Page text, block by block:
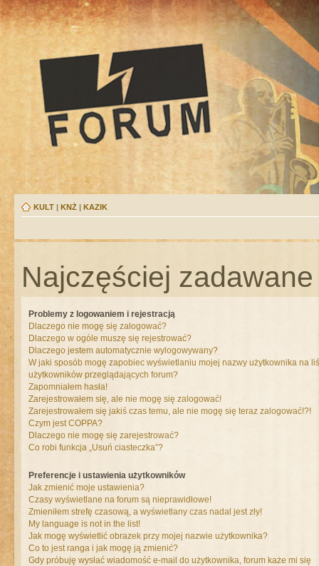
KULT | KNŻ | KAZIK
Najczęściej
Problemy z logowaniem i rejestracją
Dlaczego nie mogę się zalogować?
Dlaczego w ogóle muszę się rejestrować?
Dlaczego jestem automatycznie wylogowywany?
W jaki sposób mogę zapobiec wyświetlaniu mojej nazwy użytkownika na
użytkowników przeglądających forum?
Zapomniałem hasła!
Zarejestrowałem się, ale nie mogę się zalogować!
Zarejestrowałem się jakiś czas temu, ale nie mogę się teraz zalogować!?!
Czym jest COPPA?
Dlaczego nie mogę się zarejestrować?
Co robi funkcja „Usuń ciasteczka”?
Preferencje i ustawienia użytkowników
Jak zmienić moje ustawienia?
Czasy wyświetlane na forum są nieprawidłowe!
Zmieniłem strefę czasową, a wyświetlany czas nadal jest zły!
My language is not in the list!
Jak mogę wyświetlić obrazek przy mojej nazwie użytkownika?
Co to jest ranga i jak mogę ją zmienić?
Gdy próbuję wysłać wiadomość e-mail do użytkownika, forum każe mi się